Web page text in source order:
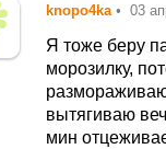
knopo4ka • 03
Я тоже беру
морозилку,
вытягиваю
мин